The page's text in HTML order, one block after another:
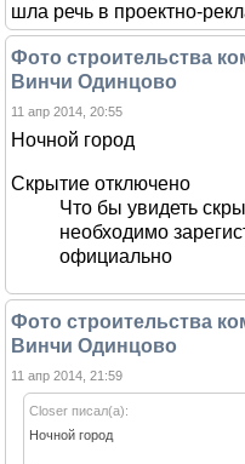
шла речь в проектно-
Фото строительства
Винчи Одинцово
11 апр 2014, 20:55
Ночной город
Скрытие отключено
Что бы увидеть
необходимо
официально
Фото строительства
Винчи Одинцово
11 апр 2014, 21:59
Closer писал(а):
Ночной город